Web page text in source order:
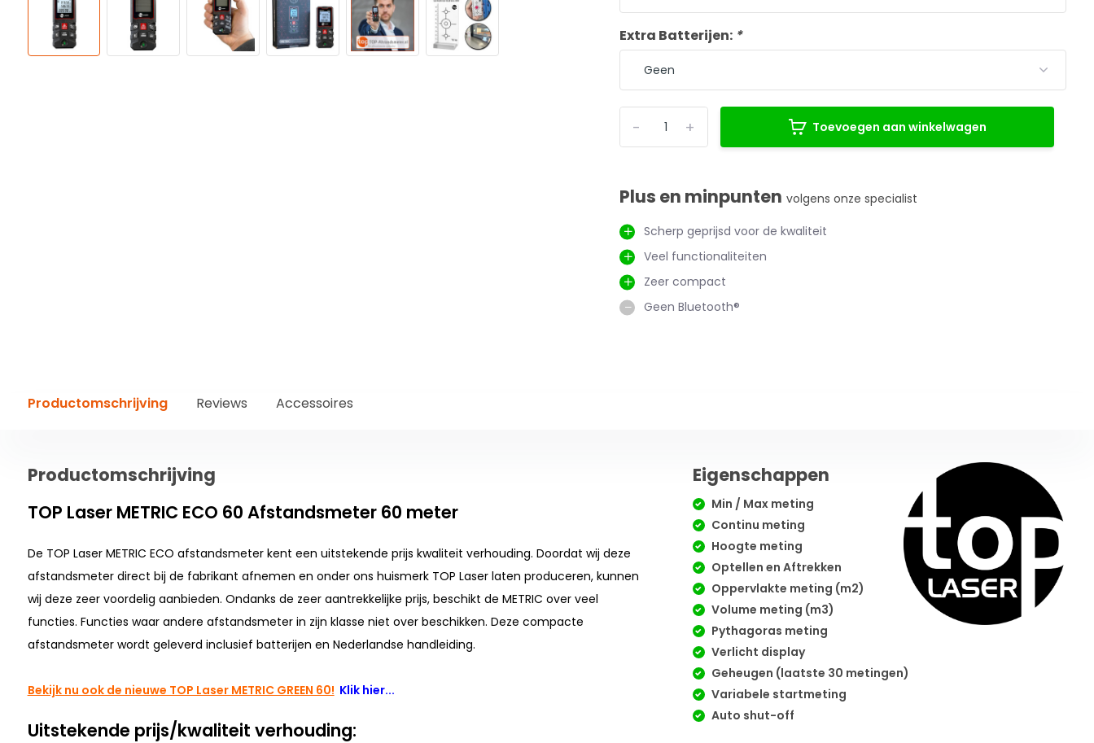
Extra Batterijen: *
+
- Toevoegen aan winkelwagen
Plus en minpunten volgens onze specialist
Scherp geprijsd voor de kwaliteit
Veel functionaliteiten
Zeer compact
Geen Bluetooth®
Productomschrijving Reviews Accessoires
Productomschrijving
TOP Laser METRIC ECO 60 Afstandsmeter 60 meter
De TOP Laser METRIC ECO afstandsmeter kent een uitstekende prijs kwaliteit verhouding. Doordat wij deze
afstandsmeter direct bij de fabrikant afnemen en onder ons huismerk TOP Laser laten produceren, kunnen
wij deze zeer voordelig aanbieden. Ondanks de zeer aantrekkelijke prijs, beschikt de METRIC over veel
functies. Functies waar andere afstandsmeter in zijn klasse niet over beschikken. Deze compacte
afstandsmeter wordt geleverd inclusief batterijen en Nederlandse handleiding.
Bekijk nu ook de nieuwe TOP Laser METRIC GREEN 60! Klik hier...
Uitstekende prijs/kwaliteit verhouding:
Eigenschappen
Min / Max meting
Continu meting
Hoogte meting
Optellen en Aftrekken
Oppervlakte meting (m2)
Volume meting (m3)
Pythagoras meting
Verlicht display
Geheugen (laatste 30 metingen)
Variabele startmeting
Auto shut-off